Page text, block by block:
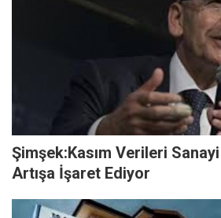
Şimşek:Kasım Verileri
Artışa İşaret Ediyor